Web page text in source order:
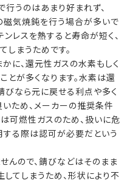
うのはあまり好まれず、
気焼鈍を行う場合が多いで
レスを熱すると寿命が短く、
まうためです。
に、還元性ガスの水素もしく
とが多くなります。水素は還
びなら元に戻せる利点や多く
ため、メーカーの推奨条件
可燃性ガスのため、扱いに危
する際は認可が必要だという
んので、錆びなどはそのまま
てしまうため、形状により不